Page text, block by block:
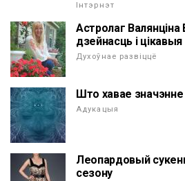
Інтэрнэт
Астролаг Валянціна
дзейнасць і
Духоўнае развіццё
Што хавае
Адукацыя
Леопардовый
сезону